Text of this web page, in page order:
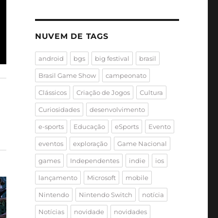
NUVEM DE TAGS
android bgs big festival brasil
Brasil Game Show campeonato
Clássicos Criação de Jogos Cultura
Curiosidades desenvolvimento
e-sports Educação eSports Evento
eventos exploração Game Nacional
games Independentes indie ios
lançamento Microsoft mobile
Nintendo Nintendo Switch notícia
Notícias novidade novidades